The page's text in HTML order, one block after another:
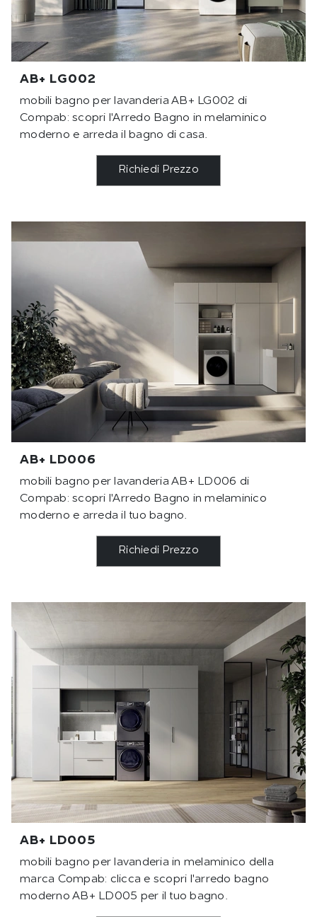
AB+ LG002
mobili bagno per lavanderia AB+ LG002 di
Compab: scopri l'Arredo Bagno in melaminico
moderno e arreda il bagno di casa.
Richiedi Prezzo
AB+ LD006
mobili bagno per lavanderia AB+ LD006 di
Compab: scopri l'Arredo Bagno in melaminico
moderno e arreda il tuo bagno.
Richiedi Prezzo
AB+ LD005
mobili bagno per lavanderia in melaminico della
marca Compab: clicca e scopri l'arredo bagno
moderno AB+ LD005 per il tuo bagno.